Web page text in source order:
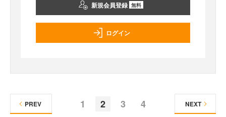
新規会員登録 無料
ログイン
1 2 3 4
PREV NEXT